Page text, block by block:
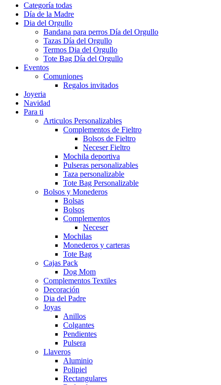
Categoría todas
Día de la Madre
Dia del Orgullo
Bandana para perros Día del Orgullo
Tazas Día del Orgullo
Termos Dia del Orgullo
Tote Bag Día del Orgullo
Eventos
Comuniones
Regalos invitados
Joyeria
Navidad
Para ti
Articulos Personalizables
Complementos de Fieltro
Bolsos de Fieltro
Neceser Fieltro
Mochila deportiva
Pulseras personalizables
Taza personalizable
Tote Bag Personalizable
Bolsos y Monederos
Bolsas
Bolsos
Complementos
Neceser
Mochilas
Monederos y carteras
Tote Bag
Cajas Pack
Dog Mom
Complementos Textiles
Decoración
Dia del Padre
Joyas
Anillos
Colgantes
Pendientes
Pulsera
Llaveros
Aluminio
Polipiel
Rectangulares